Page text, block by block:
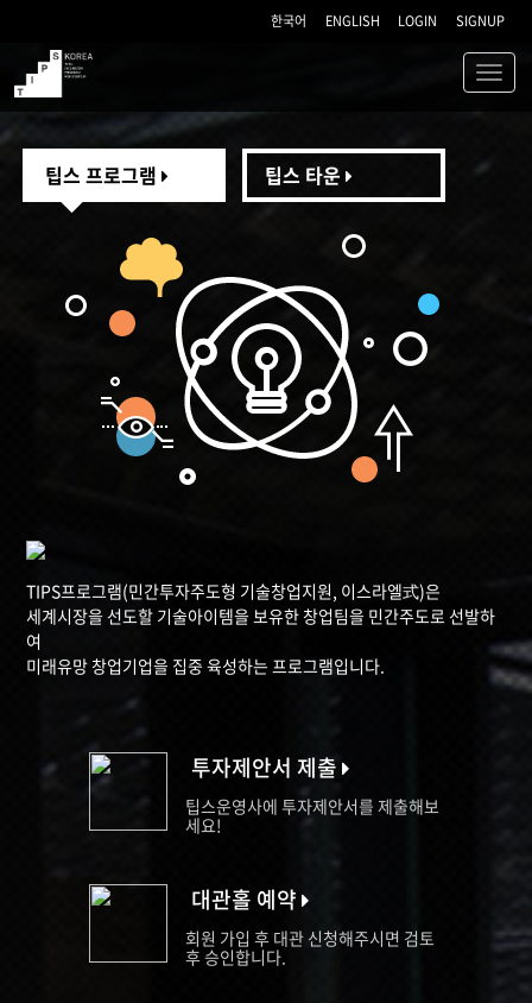
한국어 ENGLISH LOGIN SIGNUP
TIPS
팁스 프로그램 팁스 타운
TIPS프로그램(민간투자주도형 기술창업지원, 이스라엘式)은
세계시장을 선도할 기술아이템을 보유한 창업팀을 민간주도로 선발하
여
미래유망 창업기업을 집중 육성하는 프로그램입니다.
투자제안서 제출
팁스운영사에 투자제안서를 제출해보
세요!
대관홀 예약
회원 가입 후 대관 신청해주시면 검토
후 승인합니다.